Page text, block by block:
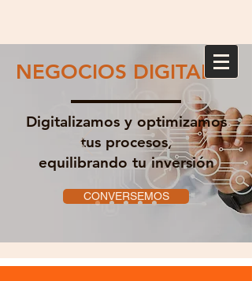
NEGOCIOS DIGITALES
Digitalizamos y optimizamos
tus procesos,
equilibrando tu inversión
CONVERSEMOS